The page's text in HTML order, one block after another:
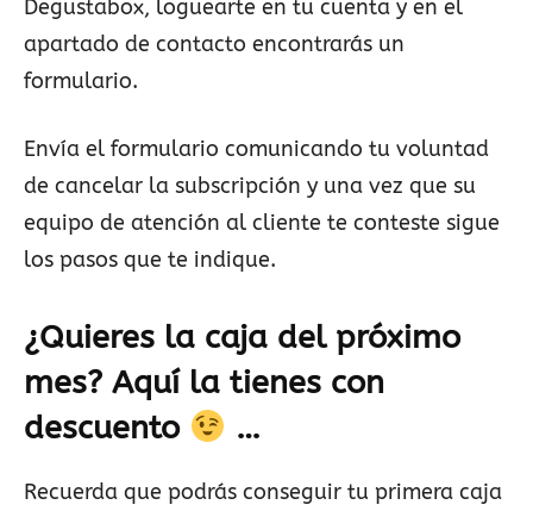
Degustabox, loguearte en tu cuenta y en el
apartado de contacto encontrarás un
formulario.
Envía el formulario comunicando tu voluntad
de cancelar la subscripción y una vez que su
equipo de atención al cliente te conteste sigue
los pasos que te indique.
¿Quieres la caja del próximo
mes? Aquí la tienes con
descuento
…
Recuerda que podrás conseguir tu primera caja